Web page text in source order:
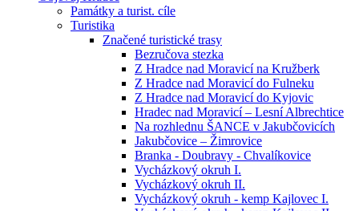
Památky a turist. cíle
Turistika
Značené turistické trasy
Bezručova stezka
Z Hradce nad Moravicí na Kružberk
Z Hradce nad Moravicí do Fulneku
Z Hradce nad Moravicí do Kyjovic
Hradec nad Moravicí – Lesní Albrechtice
Na rozhlednu ŠANCE v Jakubčovicích
Jakubčovice – Žimrovice
Branka - Doubravy - Chvalíkovice
Vycházkový okruh I.
Vycházkový okruh II.
Vycházkový okruh - kemp Kajlovec I.